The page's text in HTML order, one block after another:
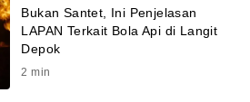
Bukan Santet, Ini Penjelasan
LAPAN Terkait Bola Api di Langit
Depok
2 min